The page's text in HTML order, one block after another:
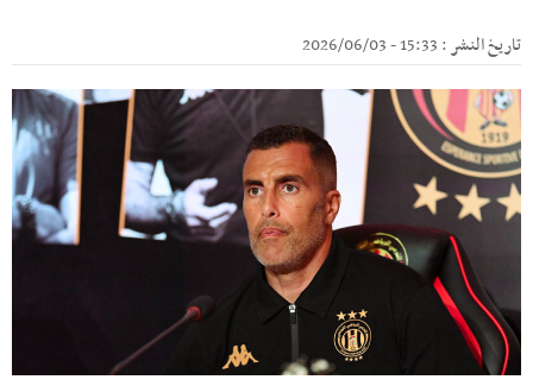
تاريخ النشر : 15:33 - 2026/06/03